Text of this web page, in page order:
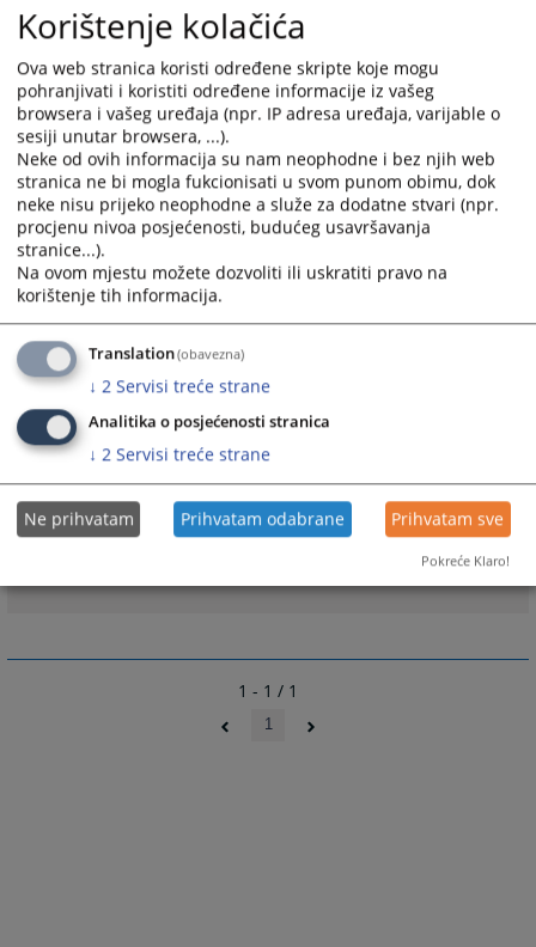
Pravilnikom o unutrašnjoj organizaciji i sistematizaciji
radnih mjesta predviđeno je 179 pozicija, od kojih su
trenutno popunjeno 105 pozicija. Proces zapošljavanja
usklađen je sa budžetskim mogućnostima odnosno
odlukama nadležnih tijela kojima se ograničava rast
broja zaposlenih lica u državnim institucijama, iako
potrebe prevazilaze trenutni broj zaposlenih. Imajući u
vidu obim i kompleksnost poslova, upravo je
nedovoljna kadrovska popunjenost jedan od najvećih
izazova sa kojima se Sekretarijat suočava u obavljanju
svojih funkcija.
170PREGLEDA
Prateći dokumenti
1 - 1 / 1
1
Korištenje kolačića
Ova web stranica koristi određene skripte koje mogu
pohranjivati i koristiti određene informacije iz vašeg
browsera i vašeg uređaja (npr. IP adresa uređaja, varijable o
sesiji unutar browsera, ...).
Neke od ovih informacija su nam neophodne i bez njih web
stranica ne bi mogla fukcionisati u svom punom obimu, dok
neke nisu prijeko neophodne a služe za dodatne stvari (npr.
procjenu nivoa posjećenosti, budućeg usavršavanja
stranice...).
Na ovom mjestu možete dozvoliti ili uskratiti pravo na
korištenje tih informacija.
Translation(obavezna)
↓ 2 Servisi treće strane
Analitika o posjećenosti stranica
↓ 2 Servisi treće strane
Ne prihvatam Prihvatam odabrane Prihvatam sve
Pokreće Klaro!